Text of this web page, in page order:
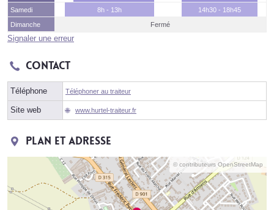
Samedi
8h - 13h
14h30 - 18h45
Dimanche
Fermé
Signaler une erreur
Contact
Téléphone Téléphoner au traiteur
Site web www.hurtel-traiteur.fr
Plan et adresse
© contributeurs OpenStreetMap